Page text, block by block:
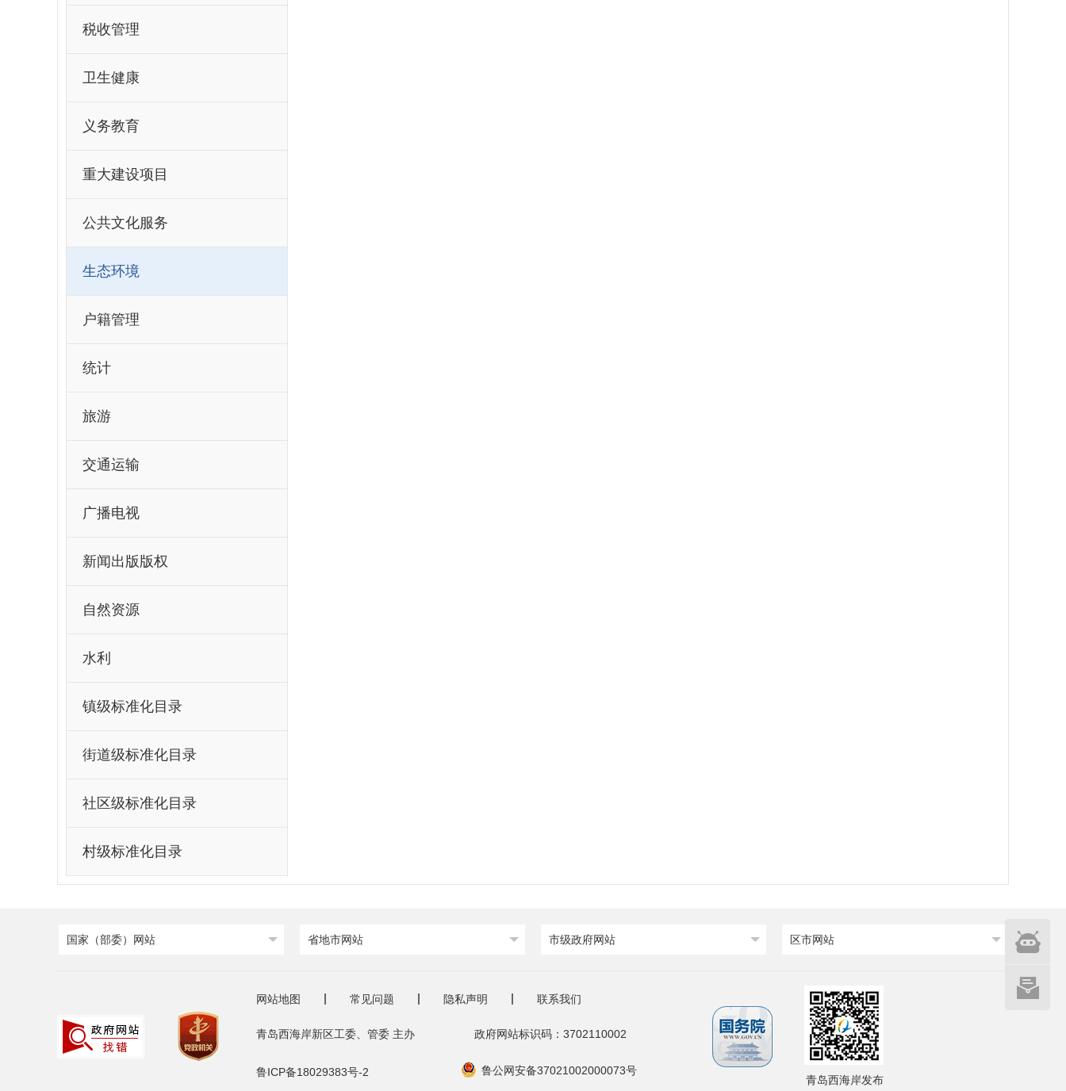
税收管理
卫生健康
义务教育
重大建设项目
公共文化服务
生态环境
户籍管理
统计
旅游
交通运输
广播电视
新闻出版版权
自然资源
水利
镇级标准化目录
街道级标准化目录
社区级标准化目录
村级标准化目录
国家（部委）网站 省地市网站 市级政府网站 区市网站
网站地图 常见问题 隐私声明 联系我们
青岛西海岸新区工委、管委 主办 政府网站标识码：3702110002
鲁ICP备18029383号-2 鲁公网安备37021002000073号
青岛西海岸发布
智能
问答
网站建设
意见征集